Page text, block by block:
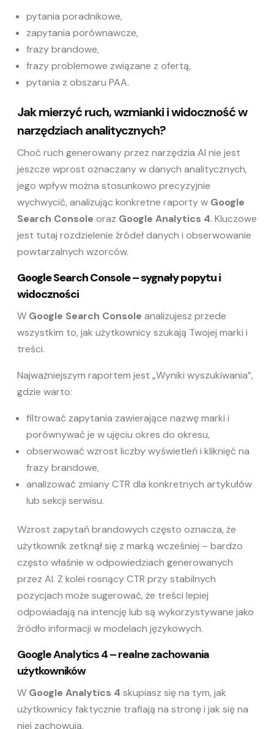
pytania poradnikowe,
zapytania porównawcze,
frazy brandowe,
frazy problemowe związane z ofertą,
pytania z obszaru PAA.
Jak mierzyć ruch, wzmianki i widoczność w
narzędziach analitycznych?
Choć ruch generowany przez narzędzia AI nie jest
jeszcze wprost oznaczany w danych analitycznych,
jego wpływ można stosunkowo precyzyjnie
wychwycić, analizując konkretne raporty w Google
Search Console oraz Google Analytics 4. Kluczowe
jest tutaj rozdzielenie źródeł danych i obserwowanie
powtarzalnych wzorców.
Google Search Console – sygnały popytu i
widoczności
W Google Search Console analizujesz przede
wszystkim to, jak użytkownicy szukają Twojej marki i
treści.
Najważniejszym raportem jest „Wyniki wyszukiwania”,
gdzie warto:
filtrować zapytania zawierające nazwę marki i
porównywać je w ujęciu okres do okresu,
obserwować wzrost liczby wyświetleń i kliknięć na
frazy brandowe,
analizować zmiany CTR dla konkretnych artykułów
lub sekcji serwisu.
Wzrost zapytań brandowych często oznacza, że
użytkownik zetknął się z marką wcześniej – bardzo
często właśnie w odpowiedziach generowanych
przez AI. Z kolei rosnący CTR przy stabilnych
pozycjach może sugerować, że treści lepiej
odpowiadają na intencję lub są wykorzystywane jako
źródło informacji w modelach językowych.
Google Analytics 4 – realne zachowania
użytkowników
W Google Analytics 4 skupiasz się na tym, jak
użytkownicy faktycznie trafiają na stronę i jak się na
niej zachowują.